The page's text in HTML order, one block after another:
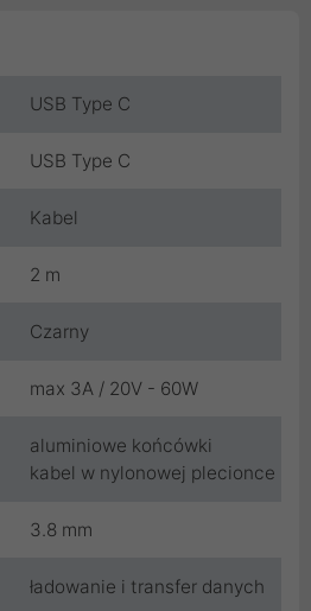
USB Type C
USB Type C
Kabel
2 m
Czarny
max 3A / 20V - 60W
aluminiowe końcówki
kabel w nylonowej plecionce
3.8 mm
ładowanie i transfer danych